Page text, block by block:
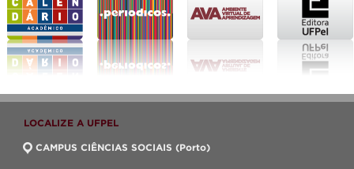
LOCALIZE A UFPEL
CAMPUS CIÊNCIAS SOCIAIS (Porto)